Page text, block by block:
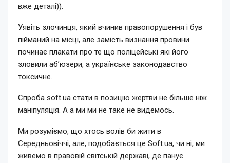
вже деталі)).
Уявіть злочинця, який вчинив правопорушення і був
пійманий на місці, але замість визнання провини
починає плакати про те що поліцейські які його
зловили аб’юзери, а українське законодавство
токсичне.
Спроба soft.ua стати в позицію жертви не більше ніж
маніпуляція. А а ми ми не таке не видемось.
Ми розуміємо, що хтось волів би жити в
Середньовіччі, але, подобається це Soft.ua, чи ні, ми
живемо в правовій світській державі, де панує